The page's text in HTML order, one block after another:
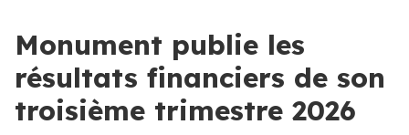
Monument publie les
résultats financiers de son
troisième trimestre 2026